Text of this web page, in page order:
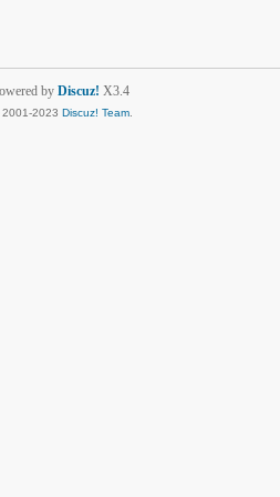
by Discuz! X3.4
2023 Discuz! Team